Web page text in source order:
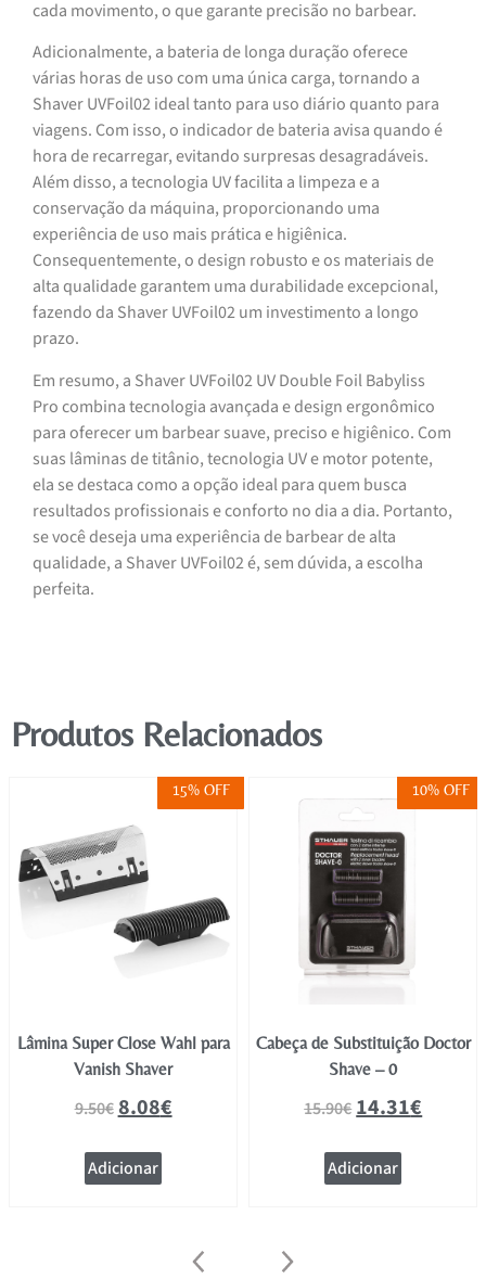
cada movimento, o que garante precisão no barbear.
Adicionalmente, a bateria de longa duração oferece
várias horas de uso com uma única carga, tornando a
Shaver UVFoil02 ideal tanto para uso diário quanto para
viagens. Com isso, o indicador de bateria avisa quando é
hora de recarregar, evitando surpresas desagradáveis.
Além disso, a tecnologia UV facilita a limpeza e a
conservação da máquina, proporcionando uma
experiência de uso mais prática e higiênica.
Consequentemente, o design robusto e os materiais de
alta qualidade garantem uma durabilidade excepcional,
fazendo da Shaver UVFoil02 um investimento a longo
prazo.
Em resumo, a Shaver UVFoil02 UV Double Foil Babyliss
Pro combina tecnologia avançada e design ergonômico
para oferecer um barbear suave, preciso e higiênico. Com
suas lâminas de titânio, tecnologia UV e motor potente,
ela se destaca como a opção ideal para quem busca
resultados profissionais e conforto no dia a dia. Portanto,
se você deseja uma experiência de barbear de alta
qualidade, a Shaver UVFoil02 é, sem dúvida, a escolha
perfeita.
Produtos Relacionados
15% OFF
Lâmina Super Close Wahl para
Vanish Shaver
9.50€8.08€
Adicionar
10% OFF
Cabeça de Substituição Doctor
Shave – 0
15.90€14.31€
Adicionar